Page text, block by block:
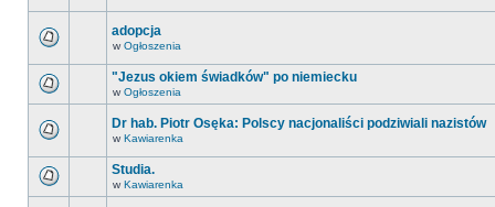
adopcja
w Ogłoszenia
"Jezus okiem świadków" po niemiecku
w Ogłoszenia
Dr hab. Piotr Osęka: Polscy nacjonaliści podziwiali nazistów
w Kawiarenka
Studia.
w Kawiarenka